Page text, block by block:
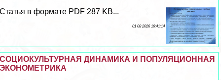
Статья в формате PDF 287 KB...
01 08 2026 16:41:14
СОЦИОКУЛЬТУРНАЯ ДИНАМИКА И ПОПУЛЯЦИОННАЯ
ЭКОНОМЕТРИКА